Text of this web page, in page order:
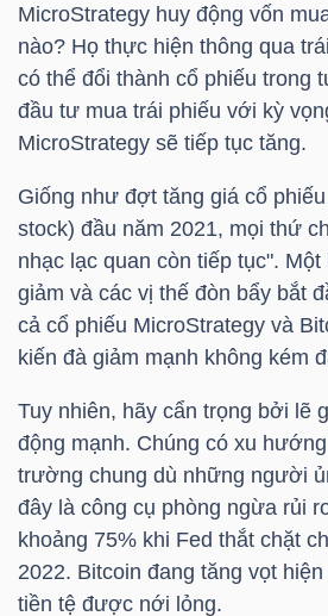
MicroStrategy huy động vốn
nào? Họ thực hiện thông qua
có thể đổi thành cổ phiếu trong
đầu tư mua trái phiếu với kỳ
MicroStrategy sẽ tiếp tục tăng.
Giống như đợt tăng giá cổ
stock) đầu năm 2021, mọi thứ
nhạc lạc quan còn tiếp tục".
giảm và các vị thế đòn bẩy bắt
cả cổ phiếu MicroStrategy và
kiến đà giảm mạnh không kém
Tuy nhiên, hãy cẩn trọng bởi lẽ
động mạnh. Chúng có xu
trường chung dù những người
đây là công cụ phòng ngừa rủi
khoảng 75% khi Fed thắt chặt
2022. Bitcoin đang tăng vọt
tiền tệ được nới lỏng.
VĨ
NGÀNH
NGHIỆP
PHIẾU